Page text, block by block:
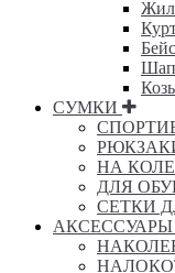
СУМКИ
НА
ДЛЯ
СЕТКИ
АКСЕССУАРЫ